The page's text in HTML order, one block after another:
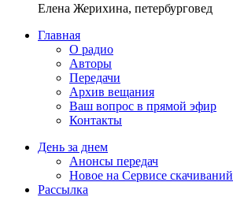
Елена Жерихина, петербурговед
Главная
О радио
Авторы
Передачи
Архив вещания
Ваш вопрос в прямой эфир
Контакты
День за днем
Анонсы передач
Новое на Сервисе скачиваний
Рассылка